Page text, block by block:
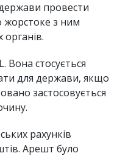
держави провести
жорстоке з ним
Вона стосується
для держави, якщо
застосовується
рахунків
Арешт було